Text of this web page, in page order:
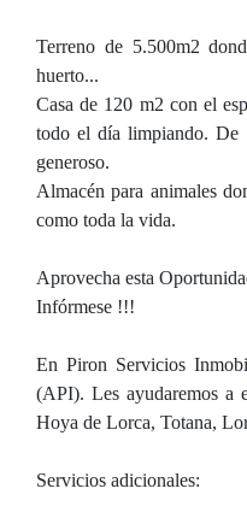
Terreno de 5.500m2
huerto...
Casa de 120 m2 con el
todo el día limpiando. De
generoso.
Almacén para animales
como toda la vida.
Aprovecha esta
Infórmese !!!
En Piron Servicios
(API). Les ayudaremos a
Hoya de Lorca, Totana,
Servicios adicionales: